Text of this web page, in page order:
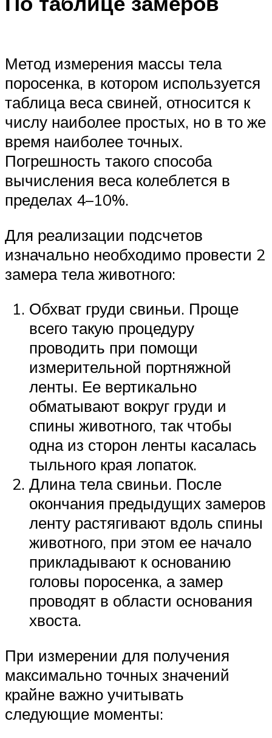
Метод измерения массы тела
поросенка, в котором используется
таблица веса свиней, относится к
числу наиболее простых, но в то же
время наиболее точных.
Погрешность такого способа
вычисления веса колеблется в
пределах 4–10%.
Для реализации подсчетов
изначально необходимо провести 2
замера тела животного:
Обхват груди свиньи. Проще
всего такую процедуру
проводить при помощи
измерительной портняжной
ленты. Ее вертикально
обматывают вокруг груди и
спины животного, так чтобы
одна из сторон ленты касалась
тыльного края лопаток.
Длина тела свиньи. После
окончания предыдущих замеров
ленту растягивают вдоль спины
животного, при этом ее начало
прикладывают к основанию
головы поросенка, а замер
проводят в области основания
хвоста.
При измерении для получения
максимально точных значений
крайне важно учитывать
следующие моменты: